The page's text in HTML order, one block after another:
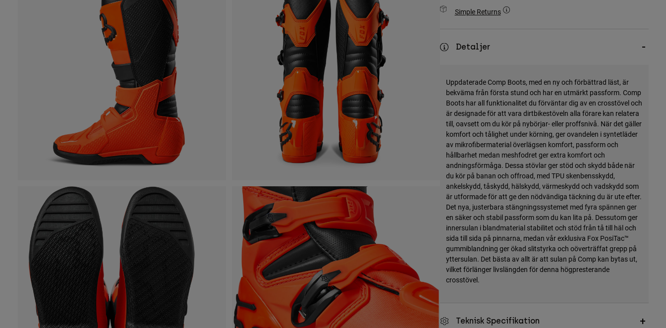
Simple Returns
Detaljer
Uppdaterade Comp Boots, med en ny och förbättrad läst, är
bekväma från första stund och har en utmärkt passform. Comp
Boots har all funktionalitet du förväntar dig av en crosstövel och
är designade för att vara dirtbikestöveln alla förare kan relatera
till, oavsett om du kör på nybörjar- eller proffsnivå. När det gäller
komfort och tålighet under körning, ger ovandelen i syntetläder
av mikrofibermaterial överlägsen komfort, passform och
hållbarhet medan meshfodret ger extra komfort och
andningsförmåga. Dessa stövlar ger stöd och skydd både när
du kör på banan och offroad, med TPU skenbensskydd,
ankelskydd, tåskydd, hälskydd, värmeskydd och vadskydd som
är utformade för att ge den nödvändiga täckning du är ute efter.
Det nya, justerbara stängningssystemet med fyra spännen ger
en säker och stabil passform som du kan lita på. Dessutom ger
innersulan i blandmaterial stabilitet och stöd från tå till häl och
sida till sida på pinnarna, medan vår exklusiva Fox PosiTac™
gummiblandning ger ökad slitstyrka och oöverträffat grepp på
yttersulan. Det bästa av allt är att sulan på Comp kan bytas ut,
vilket förlänger livslängden för denna högpresterande
crosstövel.
Teknisk Specifikation